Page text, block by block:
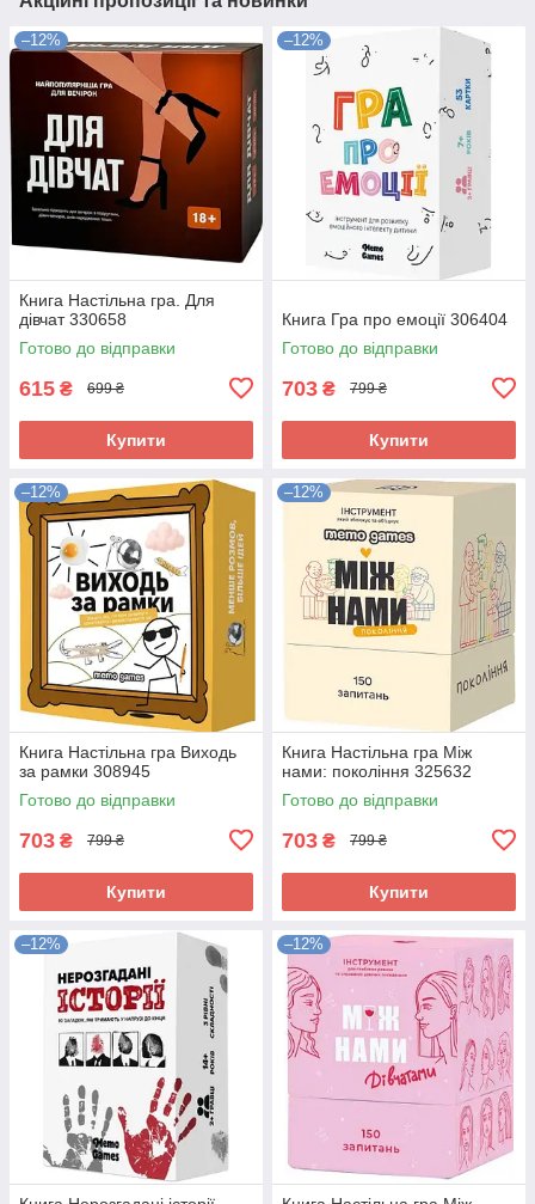
–12%
Книга Настільна гра. Для
дівчат 330658
Готово до відправки
615 ₴ 699 ₴
Купити
–12%
Книга Гра про емоції 306404
Готово до відправки
703 ₴ 799 ₴
Купити
–12%
Книга Настільна гра Виходь
за рамки 308945
Готово до відправки
703 ₴ 799 ₴
Купити
–12%
Книга Настільна гра Між
нами: покоління 325632
Готово до відправки
703 ₴ 799 ₴
Купити
–12% –12%